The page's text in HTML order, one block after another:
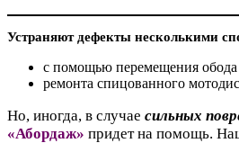
Устраняют дефекты несколькими
с помощью перемещения обода
ремонта спицованного
Но, иногда, в случае сильных
«Абордаж» придет на помощь.